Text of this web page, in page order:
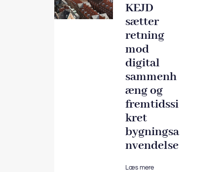
KEJD
sætter
retning
mod
digital
sammenh
æng og
fremtidssi
kret
bygningsa
nvendelse
Læs mere